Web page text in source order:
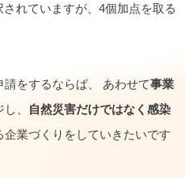
れていますが、4個加点を取る
をするならば、 あわせて事業
、
自然災害だけではなく感染
企業づくりをしていきたいです